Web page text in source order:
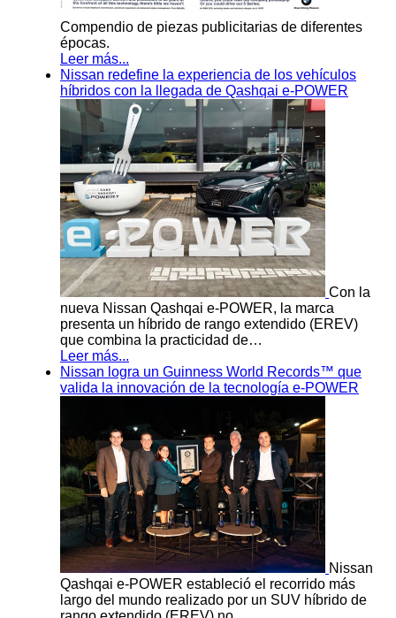
Compendio de piezas publicitarias de diferentes
épocas.
Leer más...
Nissan redefine la experiencia de los vehículos
híbridos con la llegada de Qashqai e-POWER
Con la
nueva Nissan Qashqai e-POWER, la marca
presenta un híbrido de rango extendido (EREV)
que combina la practicidad de…
Leer más...
Nissan logra un Guinness World Records™ que
valida la innovación de la tecnología e-POWER
Nissan
Qashqai e-POWER estableció el recorrido más
largo del mundo realizado por un SUV híbrido de